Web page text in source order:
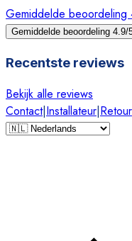
Gemiddelde
Gemiddelde beoordeling
Recentste reviews
Bekijk alle reviews
Contact|Installateur|Retour